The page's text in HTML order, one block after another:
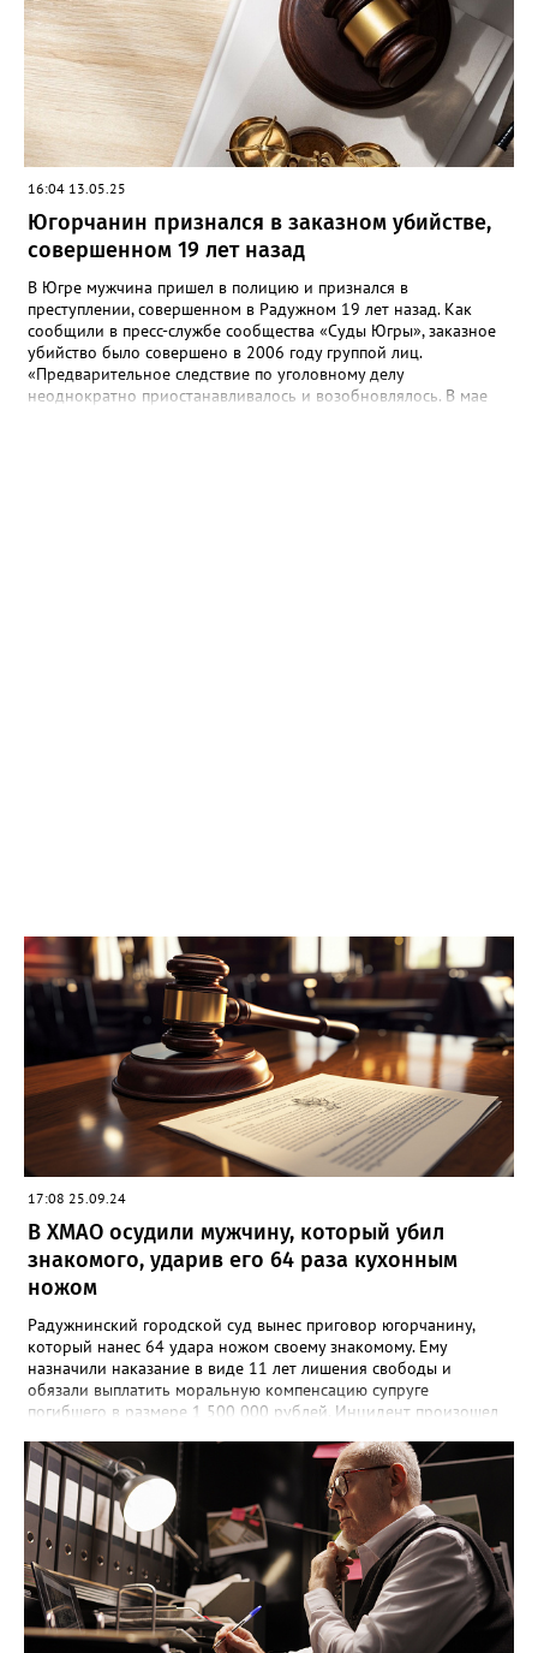
16:04 13.05.25
Югорчанин признался в заказном убийстве,
совершенном 19 лет назад
В Югре мужчина пришел в полицию и признался в
преступлении, совершенном в Радужном 19 лет назад. Как
сообщили в пресс-службе сообщества «Суды Югры», заказное
убийство было совершено в 2006 году группой лиц.
«Предварительное следствие по уголовному делу
неоднократно приостанавливалось и возобновлялось. В мае
17:08 25.09.24
В ХМАО осудили мужчину, который убил
знакомого, ударив его 64 раза кухонным
ножом
Радужнинский городской суд вынес приговор югорчанину,
который нанес 64 удара ножом своему знакомому. Ему
назначили наказание в виде 11 лет лишения свободы и
обязали выплатить моральную компенсацию супруге
погибшего в размере 1 500 000 рублей. Инцидент произошел
своим знакомым в тамбуре жилого дома. Произошла потасовка
и югорчанин совершил убийство кухонным ножом. Он нанес
потерпевшему 64 удара по различным частям тела, которые
стали причиной смерти. Во время судебного заседания
югорчанин признал свою вину, но от дачи показаний
отказался.